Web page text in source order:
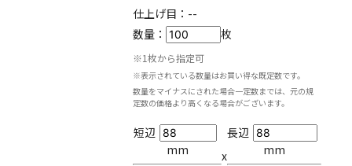
仕上げ目： --
数量：
枚
※1枚から指定可
※表示されている数量はお買い得な既定数です。
数量をマイナスにされた場合一定数までは、元の規
定数の価格より高くなる場合がございます。
短辺
mm
x
長辺
mm